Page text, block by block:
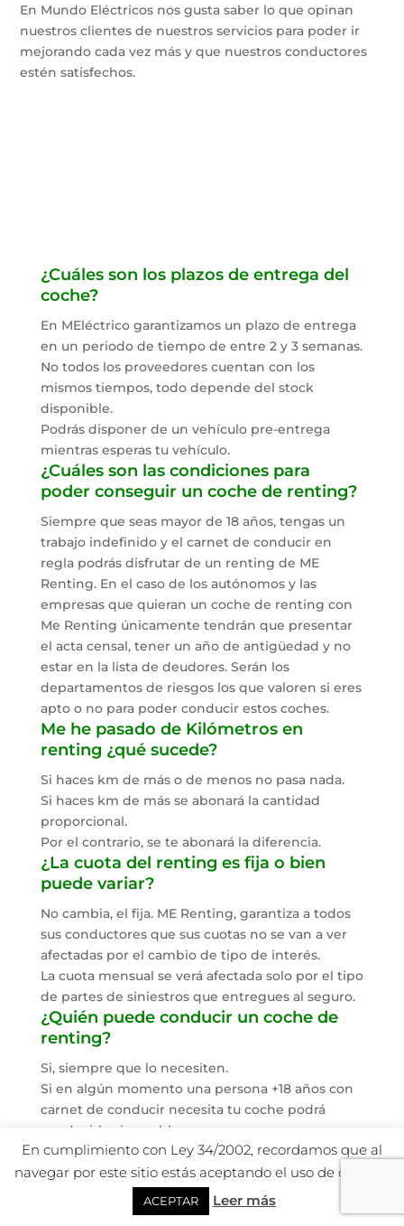
En Mundo Eléctricos nos gusta saber lo que opinan
nuestros clientes de nuestros servicios para poder ir
mejorando cada vez más y que nuestros conductores
estén satisfechos.
¿Cuáles son los plazos de entrega del
coche?
En MEléctrico garantizamos un plazo de entrega
en un periodo de tiempo de entre 2 y 3 semanas.
No todos los proveedores cuentan con los
mismos tiempos, todo depende del stock
disponible.
Podrás disponer de un vehículo pre-entrega
mientras esperas tu vehículo.
¿Cuáles son las condiciones para
poder conseguir un coche de renting?
Siempre que seas mayor de 18 años, tengas un
trabajo indefinido y el carnet de conducir en
regla podrás disfrutar de un renting de ME
Renting. En el caso de los autónomos y las
empresas que quieran un coche de renting con
Me Renting únicamente tendrán que presentar
el acta censal, tener un año de antigüedad y no
estar en la lista de deudores. Serán los
departamentos de riesgos los que valoren si eres
apto o no para poder conducir estos coches.
Me he pasado de Kilómetros en
renting ¿qué sucede?
Si haces km de más o de menos no pasa nada.
Si haces km de más se abonará la cantidad
proporcional.
Por el contrario, se te abonará la diferencia.
¿La cuota del renting es fija o bien
puede variar?
No cambia, el fija. ME Renting, garantiza a todos
sus conductores que sus cuotas no se van a ver
afectadas por el cambio de tipo de interés.
La cuota mensual se verá afectada solo por el tipo
de partes de siniestros que entregues al seguro.
¿Quién puede conducir un coche de
renting?
Si, siempre que lo necesiten.
Si en algún momento una persona +18 años con
carnet de conducir necesita tu coche podrá
conducirlo sin problema.
Consulta condiciones.
¿Con renting hay que abonar entradas
si se contrata un coche?
En cumplimiento con Ley 34/2002, recordamos que al
navegar por este sitio estás aceptando el uso de cookies.
ACEPTAR Leer más